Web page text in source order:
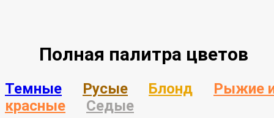
Полная палитра цветов
Темные Русые Блонд
Рыжие
красные
Седые